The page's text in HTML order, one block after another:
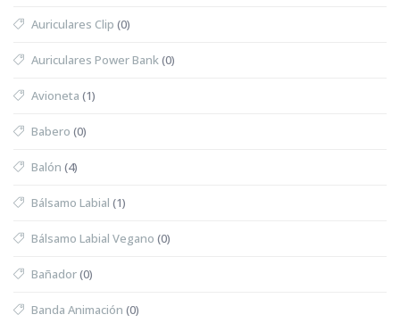
Auriculares Clip (0)
Auriculares Power Bank(0)
Avioneta (1)
Babero (0)
Balón (4)
Bálsamo Labial (1)
Bálsamo Labial Vegano (0)
Bañador(0)
Banda Animación (0)